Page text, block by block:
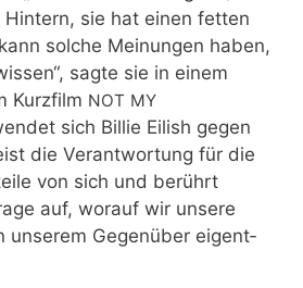
sie hat einen fet­ten
sol­che Mei­nun­gen haben,
sag­te sie in einem
Kurz­film NOT MY
sich Bil­lie Eilish gegen
die Ver­ant­wor­tung für die
von sich und berührt
auf, wor­auf wir unse­re
unse­rem Gegen­über eigent­